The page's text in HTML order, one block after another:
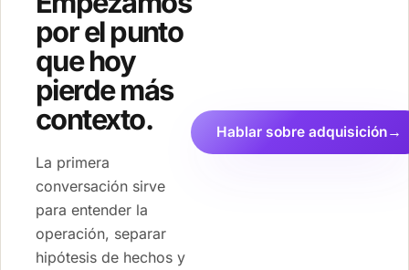
por el punto
que hoy
pierde más
contexto.
La primera
conversación sirve
para entender la
operación, separar
hipótesis de hechos y
Hablar sobre adquisición→